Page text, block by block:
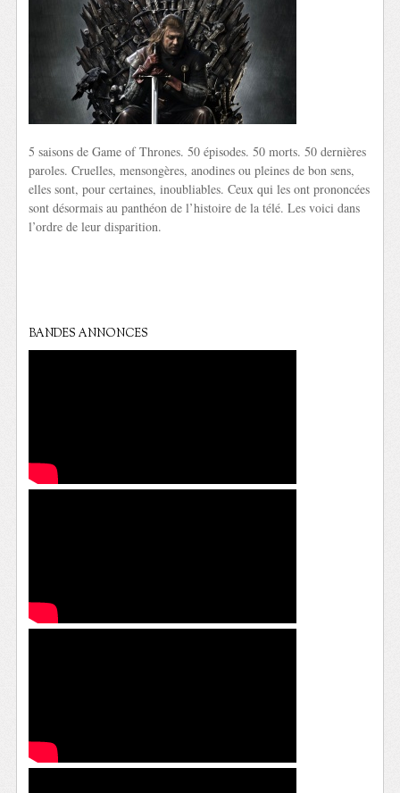
5 saisons de Game of Thrones. 50 épisodes. 50 morts. 50 dernières
paroles. Cruelles, mensongères, anodines ou pleines de bon sens,
elles sont, pour certaines, inoubliables. Ceux qui les ont prononcées
sont désormais au panthéon de l’histoire de la télé. Les voici dans
l’ordre de leur disparition.
BANDES ANNONCES